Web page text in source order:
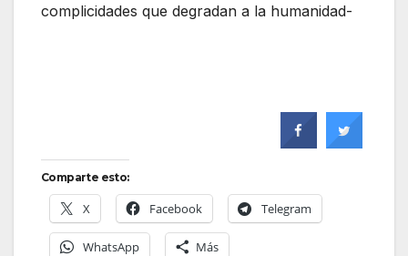
complicidades que degradan a la humanidad-
Comparte esto:
X Facebook Telegram
WhatsApp Más